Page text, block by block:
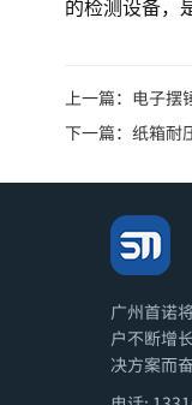
的检测设备，
上一篇： 电子摆
下一篇： 纸箱耐
广州首诺
户不断增
决方案而奋